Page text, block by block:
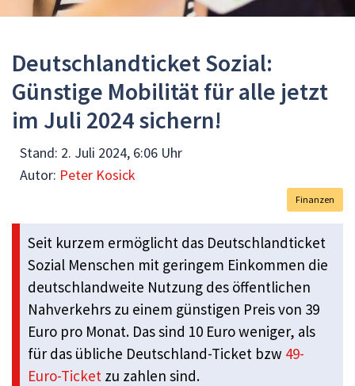
Deutschlandticket Sozial:
Günstige Mobilität für alle jetzt
im Juli 2024 sichern!
Stand: 2. Juli 2024, 6:06 Uhr
Autor: Peter Kosick
Finanzen
Seit kurzem ermöglicht das Deutschlandticket
Sozial Menschen mit geringem Einkommen die
deutschlandweite Nutzung des öffentlichen
Nahverkehrs zu einem günstigen Preis von 39
Euro pro Monat. Das sind 10 Euro weniger, als
für das übliche Deutschland-Ticket bzw 49-
Euro-Ticket zu zahlen sind.